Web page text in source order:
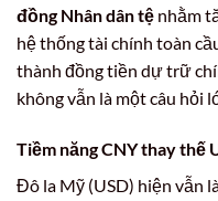
đồng Nhân dân tệ nhằm
hệ thống tài chính toàn
thành đồng tiền dự trữ
không vẫn là một câu hỏi
Tiềm năng CNY thay thế
Đô la Mỹ (USD) hiện vẫn